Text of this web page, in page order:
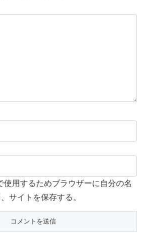
使用するためブラウザーに自分の名
サイトを保存する。